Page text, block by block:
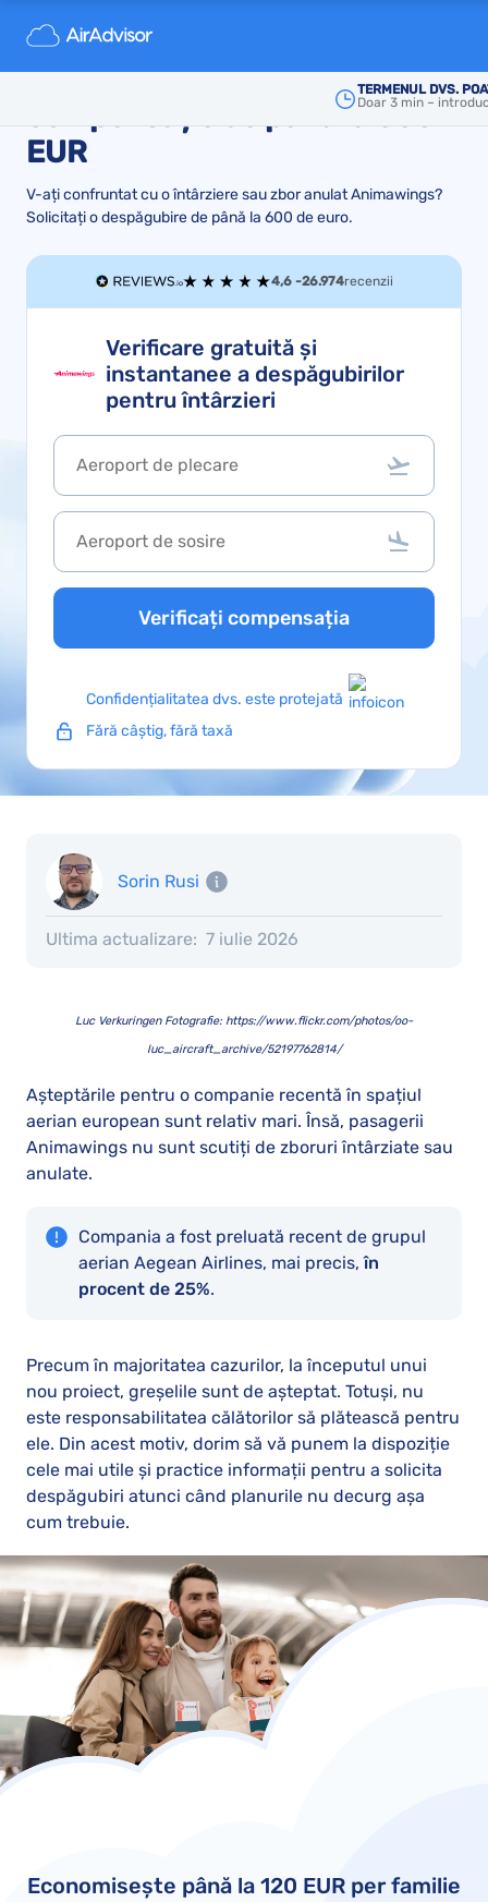
TERMENUL DVS.
Doar 3 min –
Animawings zbor anulat sau
întârziat? Obțineți
compensație de până la 600
EUR
V-ați confruntat cu o întârziere sau zbor anulat Animawings?
Solicitați o despăgubire de până la 600 de euro.
4,6 -26.974recenzii
Verificare gratuită și
instantanee a despăgubirilor
pentru întârzieri
Verificați compensația
Confidențialitatea dvs. este protejată
Fără câștig, fără taxă
Sorin Rusi
Ultima actualizare: 7 iulie 2026
Luc Verkuringen Fotografie: https://www.flickr.com/photos/oo-
luc_aircraft_archive/52197762814/
Așteptările pentru o companie recentă în spațiul
aerian european sunt relativ mari. Însă, pasagerii
Animawings nu sunt scutiți de zboruri întârziate sau
anulate.
Compania a fost preluată recent de grupul
aerian Aegean Airlines, mai precis, în
procent de 25%.
Precum în majoritatea cazurilor, la începutul unui
nou proiect, greșelile sunt de așteptat. Totuși, nu
este responsabilitatea călătorilor să plătească pentru
ele. Din acest motiv, dorim să vă punem la dispoziție
cele mai utile și practice informații pentru a solicita
despăgubiri atunci când planurile nu decurg așa
cum trebuie.
Economisește până la 120 EUR per familie